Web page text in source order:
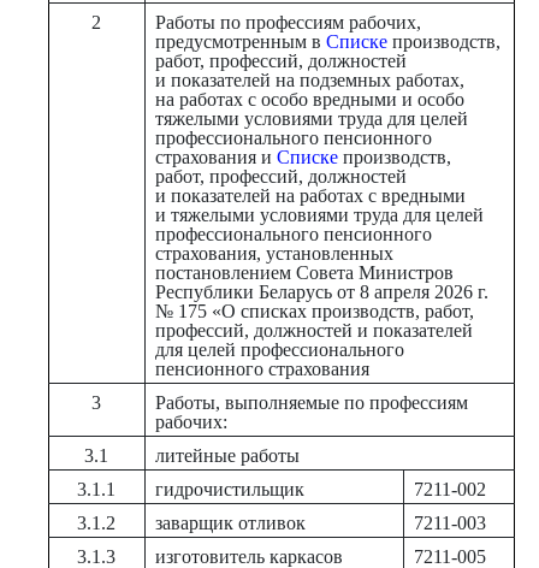
2
Работы по профессиям рабочих,
предусмотренным в Спискепроизводств,
работ, профессий, должностей
и показателей на подземных работах,
на работах с особо вредными и особо
тяжелыми условиями труда для целей
профессионального пенсионного
страхования и Спискепроизводств,
работ, профессий, должностей
и показателей на работах с вредными
и тяжелыми условиями труда для целей
профессионального пенсионного
страхования, установленных
постановлением Совета Министров
Республики Беларусь от 8 апреля 2026 г.
№ 175 «О списках производств, работ,
профессий, должностей и показателей
для целей профессионального
пенсионного страхования
3
Работы, выполняемые по профессиям
рабочих:
3.1
литейные работы
3.1.1
гидрочистильщик
7211-002
3.1.2
заварщик отливок
7211-003
3.1.3
изготовитель каркасов
7211-005